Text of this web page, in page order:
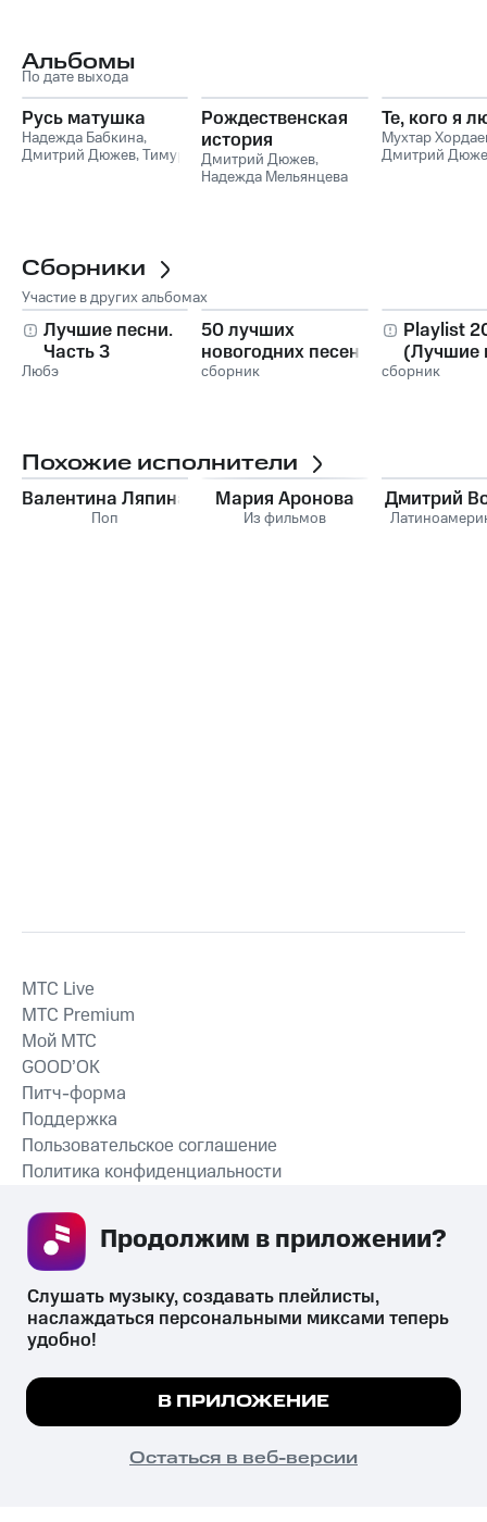
Альбомы
По дате выхода
Русь матушка
Надежда Бабкина,
Дмитрий Дюжев,Тимур
Рождественская
история
Дмитрий Дюжев,
Надежда Мельянцева
Те, кого я
Мухтар
Дмитрий
Сборники
Участие в других альбомах
Лучшие песни.
Часть 3
Любэ
50 лучших
новогодних песен.
Новый год!
сборник
Playlist
(Лучшие
сборник
Похожие исполнители
Валентина Ляпина
Поп
Мария Аронова
Из фильмов
Дмитрий
СКАЧАТЬ ПРИЛОЖЕНИЕ
MTС Live
MTС Premium
Мой МТС
GOOD’OK
Питч-форма
Поддержка
Пользовательское соглашение
Политика конфиденциальности
психотропных веществ, их аналогов причиняет вред здоровью,
их незаконный оборот запрещён и влечёт установленную
законодательством ответственность.
© 2026 ООО «КИОН».
Все права защищены
Мы используем куки, чтобы на сайте все
Подробнее
ПОНЯТНО
Слушать музыку, создавать плейлисты,
наслаждаться персональными миксами теперь
удобно!
В ПРИЛОЖЕНИЕ
Остаться в веб-версии